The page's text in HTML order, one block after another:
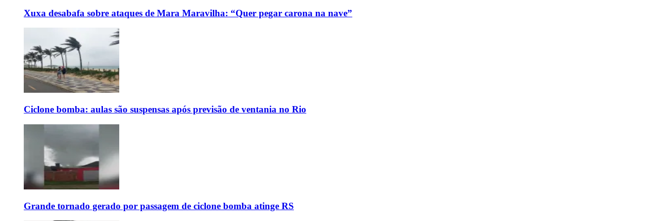
Xuxa desabafa sobre ataques de Mara Maravilha: “Quer pegar carona na nave”
Ciclone bomba: aulas são suspensas após previsão de ventania no Rio
Grande tornado gerado por passagem de ciclone bomba atinge RS